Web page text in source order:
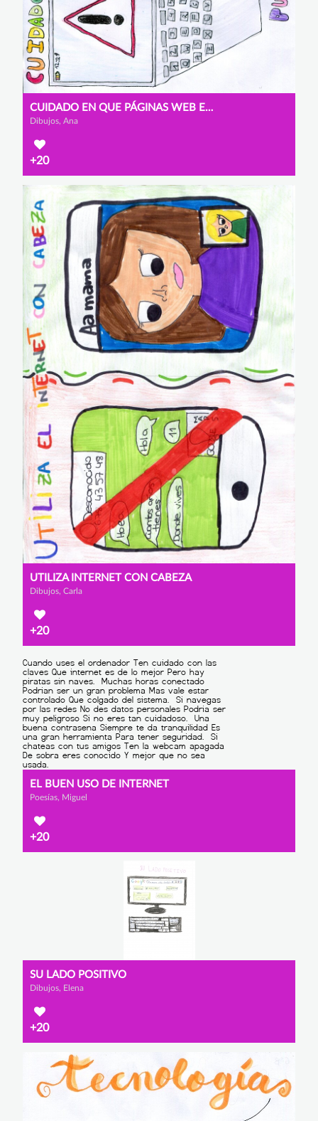
CUIDADO EN QUE PÁGINAS WEB ENTRAS
Dibujos, Ana
+20
UTILIZA INTERNET CON CABEZA
Dibujos, Carla
+20
EL BUEN USO DE INTERNET
Poesías, Miguel
+20
SU LADO POSITIVO
Dibujos, Elena
+20